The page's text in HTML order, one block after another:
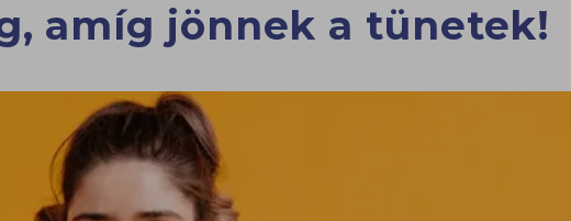
amíg jönnek a tünetek!